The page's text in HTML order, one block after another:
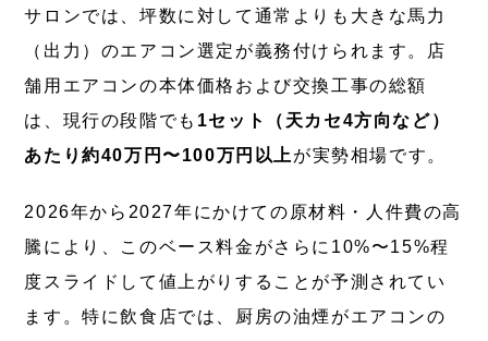
サロンでは、坪数に対して通常よりも大きな馬力
（出力）のエアコン選定が義務付けられます。店
舗用エアコンの本体価格および交換工事の総額
は、現行の段階でも 1セット（天カセ4方向など）
あたり約40万円〜100万円以上 が実勢相場です。
2026年から2027年にかけての原材料・人件費の高
騰により、このベース料金がさらに10%〜15%程
度スライドして値上がりすることが予測されてい
ます。特に飲食店では、厨房の油煙がエアコンの